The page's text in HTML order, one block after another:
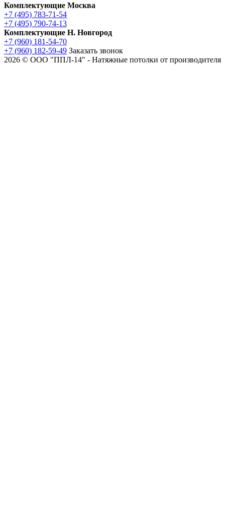
Комплектующие Москва
+7 (495) 783-71-54
+7 (495) 790-74-13
Комплектующие Н. Новгород
+7 (960) 181-54-70
+7 (960) 182-59-49 Заказать звонок
2026 © ООО "ППЛ-14" - Натяжные потолки от производителя